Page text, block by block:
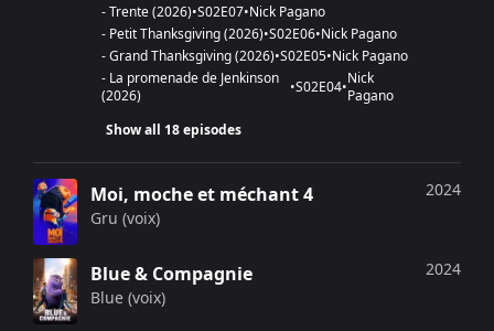
-Trente(2026)•S02E07•Nick Pagano
- Petit Thanksgiving(2026)•S02E06•Nick Pagano
-Grand Thanksgiving(2026)•S02E05•Nick Pagano
- La promenade de Jenkinson
(2026) •S02E04•Nick
Pagano
Show all 18 episodes
Moi, moche et méchant 4
Gru (voix)
2024
Blue & Compagnie
Blue (voix)
2024